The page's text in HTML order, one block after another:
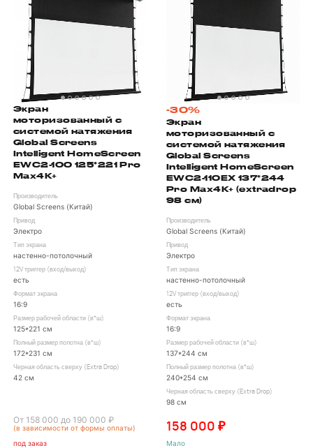
Экран
моторизованный с
системой натяжения
Global Screens
Intelligent HomeScreen
EWC2-100 125*221 Pro
Max4K+
Производитель
Global Screens (Китай)
Привод
Электро
Тип экрана
настенно-потолочный
12V триггер (вход/выход)
есть
Формат экрана
16:9
Размер рабочей области (в*ш)
125*221 см
Полный размер полотна (в*ш)
172*231 см
Черная область сверху (Extra Drop)
42 см
От 158 000 до 190 000 ₽
(в зависимости от формы оплаты)
под заказ
-30%
Экран
моторизованный с
системой натяжения
Global Screens
Intelligent HomeScreen
EWC2-110EX 137*244
Pro Max4K+ (extradrop
98 см)
Производитель
Global Screens (Китай)
Привод
Электро
Тип экрана
настенно-потолочный
12V триггер (вход/выход)
есть
Формат экрана
16:9
Размер рабочей области (в*ш)
137*244 см
Полный размер полотна (в*ш)
240*254 см
Черная область сверху (Extra Drop)
98 см
158 000 ₽
Мало